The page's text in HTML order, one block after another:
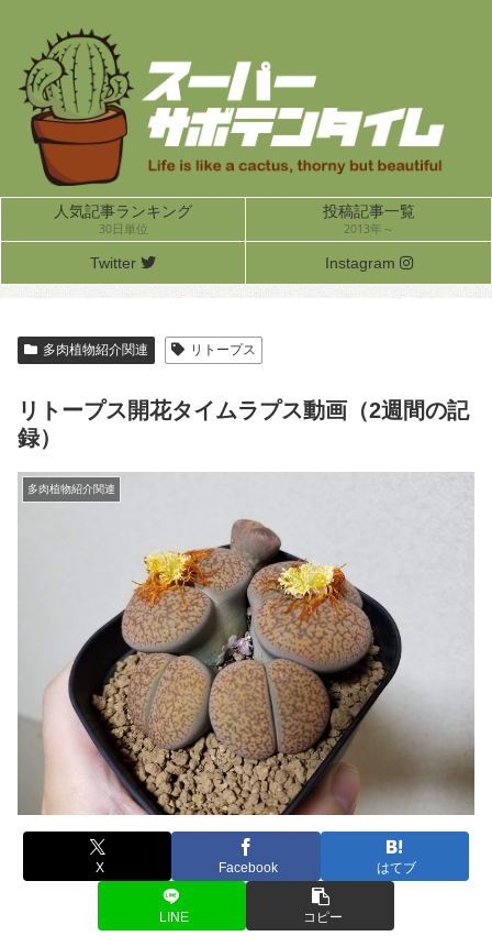
人気記事ランキング
30日単位
投稿記事一覧
2013年～
Twitter Instagram
多肉植物紹介関連 リトープス
リトープス開花タイムラプス動画（2週間の記
録）
多肉植物紹介関連
X Facebook はてブ
LINE コピー